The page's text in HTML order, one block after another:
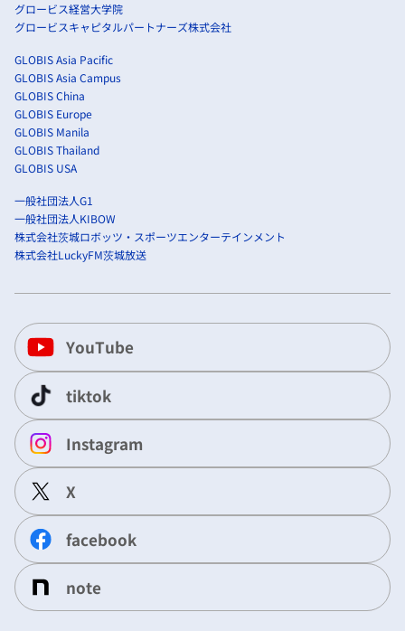
グロービス経営大学院
グロービスキャピタルパートナーズ株式会社
GLOBIS Asia Pacific
GLOBIS Asia Campus
GLOBIS China
GLOBIS Europe
GLOBIS Manila
GLOBIS Thailand
GLOBIS USA
一般社団法人G1
一般社団法人KIBOW
株式会社茨城ロボッツ・スポーツエンターテインメント
株式会社LuckyFM茨城放送
YouTube
tiktok
Instagram
X
facebook
note